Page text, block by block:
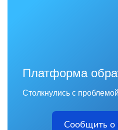
Платформа
Столкнулись с
Сообщить о